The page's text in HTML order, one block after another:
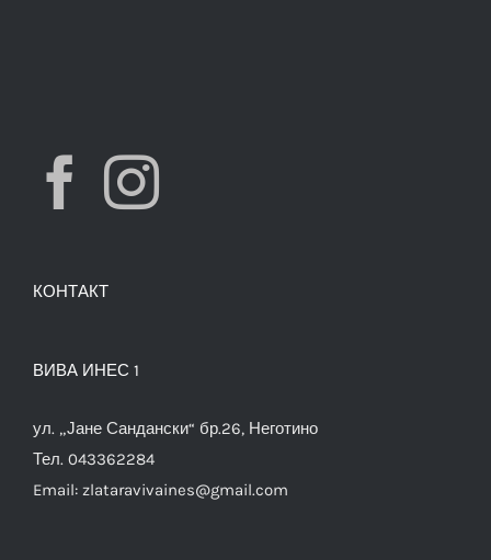
КОНТАКТ
ВИВА ИНЕС 1
ул. „Јане Сандански“ бр.26, Неготино
Тел. 043362284
Email: zlataravivaines@gmail.com